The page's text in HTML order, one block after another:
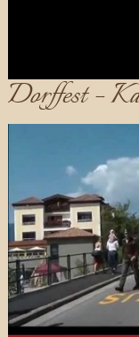
Dorffest –